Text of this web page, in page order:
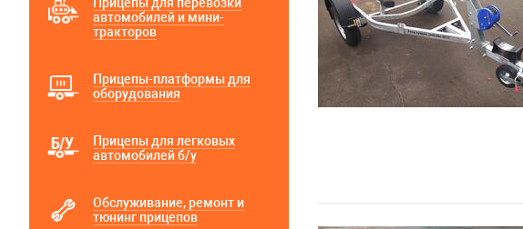
автомобилей и мини-
тракторов
Прицепы-платформы для
оборудования
Прицепы для легковых
автомобилей б/у
Обслуживание, ремонт и
тюнинг прицепов